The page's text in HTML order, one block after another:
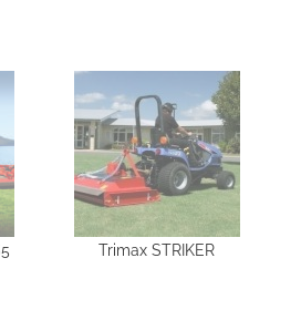
Trimax STRIKER